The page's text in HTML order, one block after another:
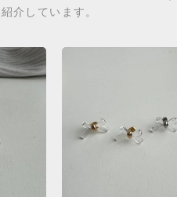
介しています。